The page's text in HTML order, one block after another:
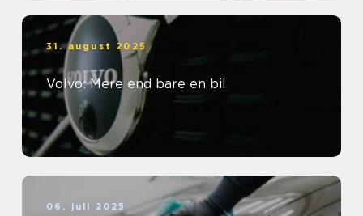
31. august 2025
Volvo: Mere end bare en bil
06. juli 2025